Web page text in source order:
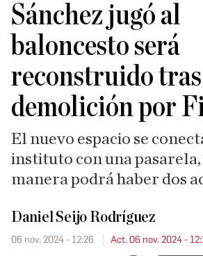
Sánchez jugó al
baloncesto será
reconstruido tras
demolición por
El nuevo espacio se
instituto con una pasarela,
manera podrá haber dos
Daniel Seijo Rodríguez
06 nov. 2024 - 12:26 Act. 06 nov. 2024 -